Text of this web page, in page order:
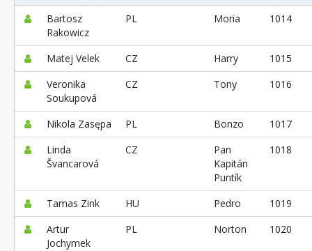
Bartosz
Rakowicz
PL Moria 1014
Matej Velek CZ Harry
1015
Veronika
Soukupová
CZ Tony 1016
Nikola Zasępa PL Bonzo
1017
Linda
Švancarová
CZ
Pan
Kapitán
Puntík
1018
Tamas Zink HU Pedro
1019
Artur
Jochymek
PL Norton 1020